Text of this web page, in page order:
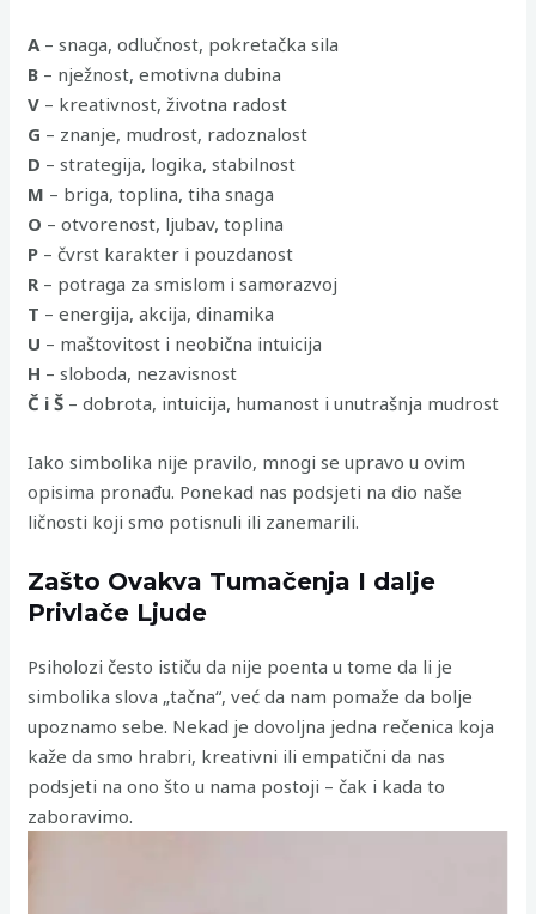
A– snaga, odlučnost, pokretačka sila
B – nježnost, emotivna dubina
V – kreativnost, životna radost
G – znanje, mudrost, radoznalost
D – strategija, logika, stabilnost
M – briga, toplina, tiha snaga
O – otvorenost, ljubav, toplina
P – čvrst karakter i pouzdanost
R– potraga za smislom i samorazvoj
T – energija, akcija, dinamika
U – maštovitost i neobična intuicija
H – sloboda, nezavisnost
Č i Š – dobrota, intuicija, humanost i unutrašnja mudrost
Iako simbolika nije pravilo, mnogi se upravo u ovim
opisima pronađu. Ponekad nas podsjeti na dio naše
ličnosti koji smo potisnuli ili zanemarili.
Zašto Ovakva Tumačenja I dalje
Privlače Ljude
Psiholozi često ističu da nije poenta u tome da li je
simbolika slova „tačna“, već da nam pomaže da bolje
upoznamo sebe. Nekad je dovoljna jedna rečenica koja
kaže da smo hrabri, kreativni ili empatični da nas
podsjeti na ono što u nama postoji – čak i kada to
zaboravimo.